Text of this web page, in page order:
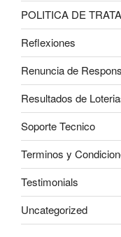
POLITICA DE
Reflexiones
Renuncia de
Resultados de
Soporte Tecnico
Terminos y
Testimonials
Uncategorized